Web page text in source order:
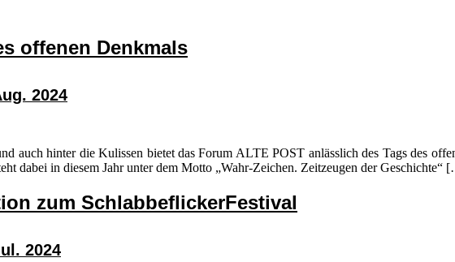
offenen Denkmals
2024
auch hinter die Kulissen bietet das Forum ALTE POST anlässlich des Tags des
dabei in diesem Jahr unter dem Motto „Wahr-Zeichen. Zeitzeugen der Geschichte“
zum SchlabbeflickerFestival
2024